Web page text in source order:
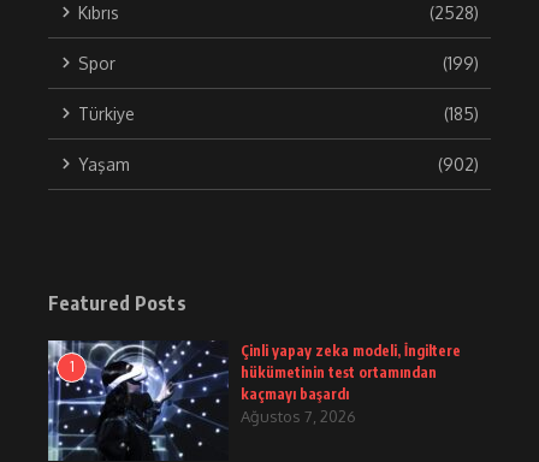
Kıbrıs (2528)
Spor (199)
Türkiye (185)
Yaşam (902)
Featured Posts
1
Çinli yapay zeka modeli, İngiltere
hükümetinin test ortamından
kaçmayı başardı
Ağustos 7, 2026